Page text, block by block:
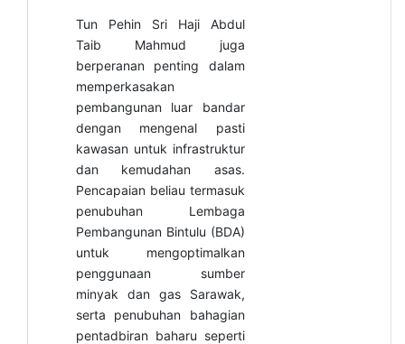
Tun Pehin Sri Haji Abdul
Taib Mahmud juga
berperanan penting dalam
memperkasakan
pembangunan luar bandar
dengan mengenal pasti
kawasan untuk infrastruktur
dan kemudahan asas.
Pencapaian beliau termasuk
penubuhan Lembaga
Pembangunan Bintulu (BDA)
untuk mengoptimalkan
penggunaan sumber
minyak dan gas Sarawak,
serta penubuhan bahagian
pentadbiran baharu seperti